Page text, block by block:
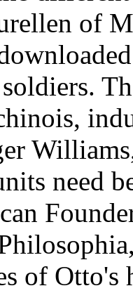
of
need
of Otto's